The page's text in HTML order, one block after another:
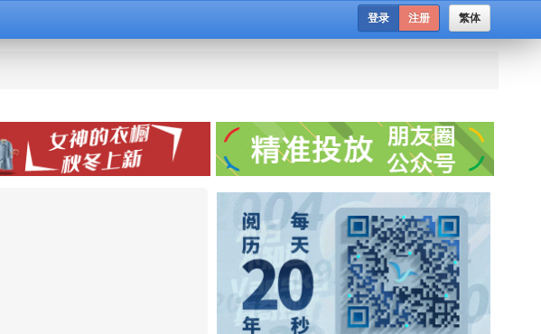
繁体
登录 注册